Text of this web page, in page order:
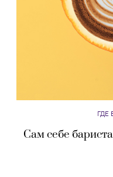
ГДЕ
Сам себе